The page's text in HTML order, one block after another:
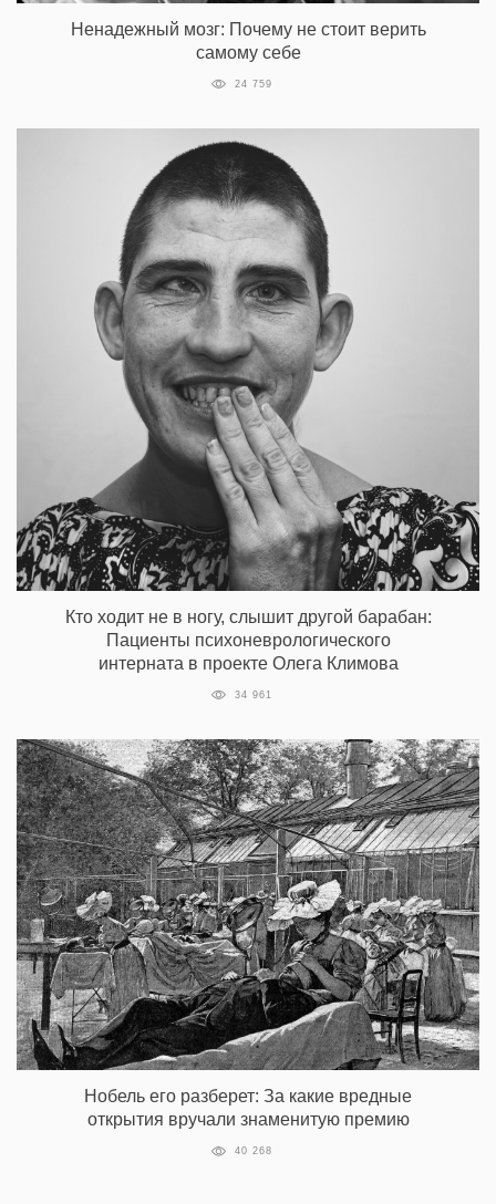
Ненадежный мозг: Почему не стоит верить
самому себе
24 759
Кто ходит не в ногу, слышит другой барабан:
Пациенты психоневрологического
интерната в проекте Олега Климова
34 961
Нобель его разберет: За какие вредные
открытия вручали знаменитую премию
40 268